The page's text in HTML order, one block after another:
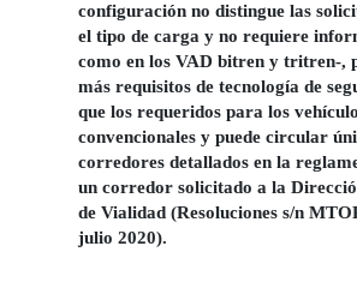
configuración no distingue las
el tipo de carga y no requiere
como en los VAD bitren y tritren-,
más requisitos de tecnología de
que los requeridos para los
convencionales y puede circular
corredores detallados en la
un corredor solicitado a la
de Vialidad (Resoluciones s/n
julio 2020).